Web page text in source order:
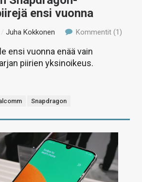
ensi vuonna
/Juha Kokkonen Kommentit (1)
ensi vuonna enää vain
piirien yksinoikeus.
Snapdragon